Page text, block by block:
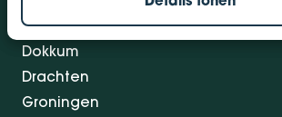
Bolsward
Dokkum
Drachten
Groningen